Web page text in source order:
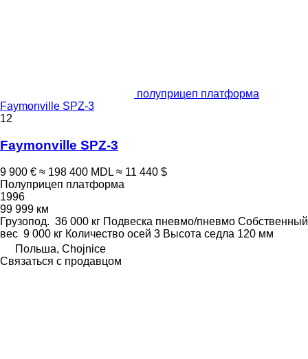
полуприцеп платформа
Faymonville SPZ-3
12
Faymonville SPZ-3
9 900 € ≈ 198 400 MDL ≈ 11 440 $
Полуприцеп платформа
1996
99 999 км
Грузопод. 36 000 кг Подвеска пневмо/пневмо Собственный
вес 9 000 кг Количество осей 3 Высота седла 120 мм
Польша, Chojnice
Связаться с продавцом